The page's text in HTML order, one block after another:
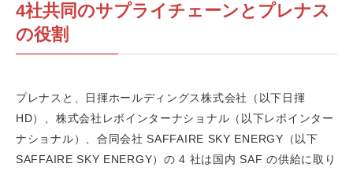
4社共同のサプライチェーンとプレナス
の役割
プレナスと、日揮ホールディングス株式会社（以下日揮
HD）、株式会社レボインターナショナル（以下レボインター
ナショナル）、合同会社 SAFFAIRE SKY ENERGY（以下
SAFFAIRE SKY ENERGY）の 4 社は国内 SAF の供給に取り